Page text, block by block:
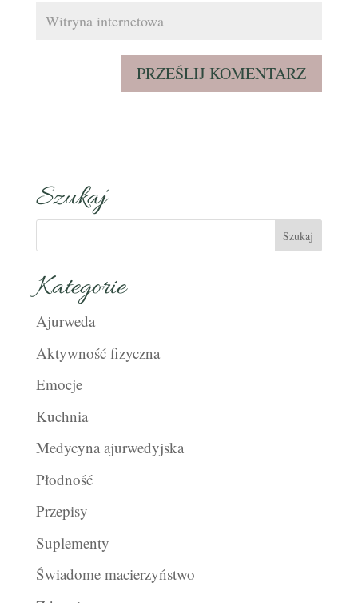
Szukaj
Kategorie
Ajurweda
Aktywność fizyczna
Emocje
Kuchnia
Medycyna ajurwedyjska
Płodność
Przepisy
Suplementy
Świadome macierzyństwo